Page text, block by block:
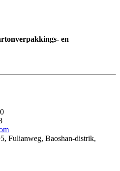
en
Fulianweg, Baoshan-distrik,